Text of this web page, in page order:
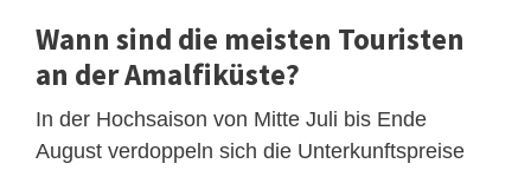
Wann sind die meisten Touristen
an der Amalfiküste?
In der Hochsaison von Mitte Juli bis Ende
August verdoppeln sich die Unterkunftspreise